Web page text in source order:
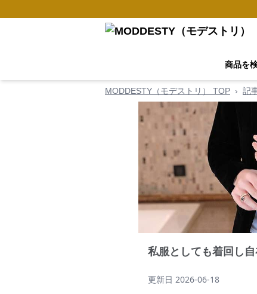
商品を
MODDESTY（モデストリ） TOP › 記
私服としても着回し
更新日 2026-06-18